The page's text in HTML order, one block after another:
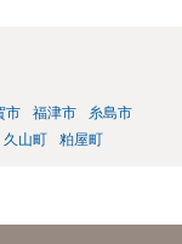
かについて、消費者
に関する知識や技
的役務』に該当し
ターネットを通じ
業競争力強化法の
市 福津市
糸島市
久山町 粕屋町